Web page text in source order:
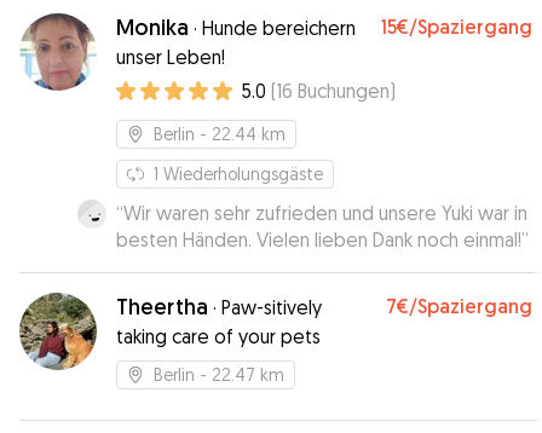
Beiden sind super lieb, entspannt und flexibel.
Die Kommunikation lief super, wir haben laufend
Updates erhalten und am Ende des Abends
haben wir zwei entspannte Mäuse
wiederbekommen. Danke euch! 🫶🏻
Monika · Hunde bereichern
unser Leben!
15€/Spaziergang
5.0 (16 Buchungen)
Berlin - 22.44 km
1 Wiederholungsgäste
“Wir waren sehr zufrieden und unsere Yuki war in
besten Händen. Vielen lieben Dank noch einmal!”
Theertha · Paw-sitively
taking care of your pets
7€/Spaziergang
Berlin - 22.47 km